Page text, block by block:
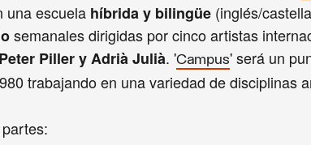
una escuela híbrida y bilingüe (inglés/
semanales dirigidas por cinco artistas
Piller y Adrià Julià. 'Campus' será un
trabajando en una variedad de disciplinas